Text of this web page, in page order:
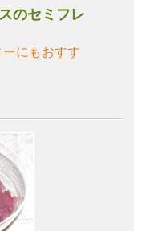
のセミフレ
にもおすす